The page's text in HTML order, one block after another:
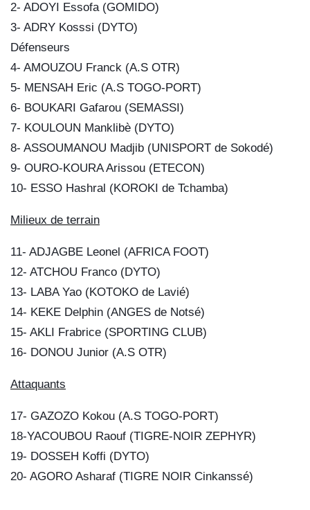
2- ADOYI Essofa (GOMIDO)
3- ADRY Kosssi (DYTO)
Défenseurs
4- AMOUZOU Franck (A.S OTR)
5- MENSAH Eric (A.S TOGO-PORT)
6- BOUKARI Gafarou (SEMASSI)
7- KOULOUN Manklibè (DYTO)
8- ASSOUMANOU Madjib (UNISPORT de Sokodé)
9- OURO-KOURA Arissou (ETECON)
10- ESSO Hashral (KOROKI de Tchamba)
Milieux de terrain
11- ADJAGBE Leonel (AFRICA FOOT)
12- ATCHOU Franco (DYTO)
13- LABA Yao (KOTOKO de Lavié)
14- KEKE Delphin (ANGES de Notsé)
15- AKLI Frabrice (SPORTING CLUB)
16- DONOU Junior (A.S OTR)
Attaquants
17- GAZOZO Kokou (A.S TOGO-PORT)
18-YACOUBOU Raouf (TIGRE-NOIR ZEPHYR)
19- DOSSEH Koffi (DYTO)
20- AGORO Asharaf (TIGRE NOIR Cinkanssé)